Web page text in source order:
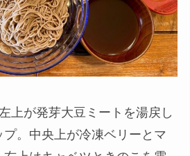
上が発芽大豆ミートを湯戻し
プ。中央上が冷凍ベリーとマ